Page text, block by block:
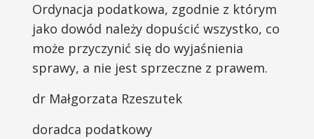
Ordynacja podatkowa, zgodnie z którym
jako dowód należy dopuścić wszystko, co
może przyczynić się do wyjaśnienia
sprawy, a nie jest sprzeczne z prawem.
dr Małgorzata Rzeszutek
doradca podatkowy